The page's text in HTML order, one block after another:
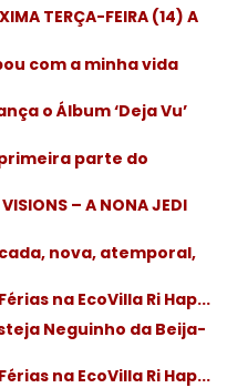
TERÇA-FEIRA (14) A
com a minha vida
o Álbum ‘Deja Vu’
parte do
– A NONA JEDI
nova, atemporal,
na EcoVilla Ri Hap...
Neguinho da Beija-
na EcoVilla Ri Hap...